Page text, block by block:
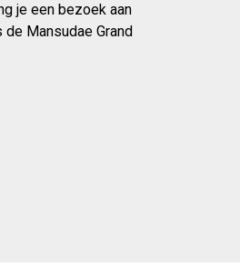
je een bezoek aan
Mansudae Grand